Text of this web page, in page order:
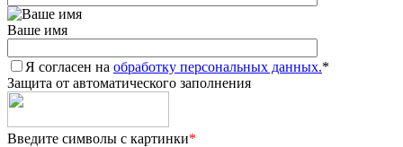
Ваше имя
Я согласен на обработку персональных данных.*
Защита от автоматического заполнения
Введите символы с картинки*